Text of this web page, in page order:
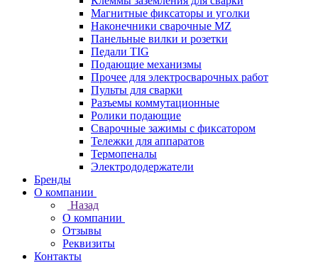
Магнитные фиксаторы и уголки
Наконечники сварочные MZ
Панельные вилки и розетки
Педали TIG
Подающие механизмы
Прочее для электросварочных работ
Пульты для сварки
Разъемы коммутационные
Ролики подающие
Сварочные зажимы с фиксатором
Тележки для аппаратов
Термопеналы
Электрододержатели
Бренды
О компании
Назад
О компании
Отзывы
Реквизиты
Контакты